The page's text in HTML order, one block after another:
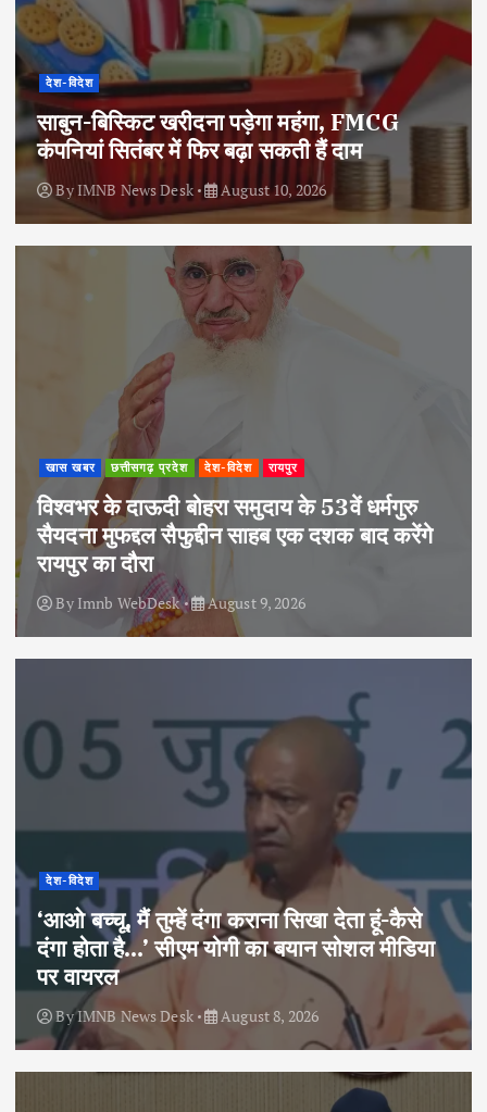
देश-विदेश
साबुन-बिस्किट खरीदना पड़ेगा महंगा, FMCG
कंपनियां सितंबर में फिर बढ़ा सकती हैं दाम
ByIMNB News Desk August 10, 2026
खास खबर छत्तीसगढ़ प्रदेश देश-विदेश रायपुर
विश्वभर के दाऊदी बोहरा समुदाय के 53वें धर्मगुरु
सैयदना मुफद्दल सैफुद्दीन साहब एक दशक बाद करेंगे
रायपुर का दौरा
By Imnb WebDesk August 9, 2026
देश-विदेश
‘आओ बच्चू, मैं तुम्हें दंगा कराना सिखा देता हूं-कैसे
दंगा होता है…’ सीएम योगी का बयान सोशल मीडिया
पर वायरल
ByIMNB News Desk August 8, 2026